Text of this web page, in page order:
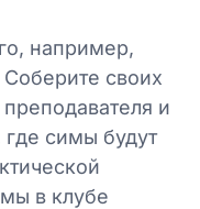
например,
Соберите своих
и
симы будут
в клубе